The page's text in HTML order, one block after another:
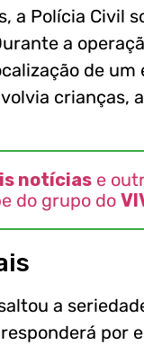
a Polícia Civil
a
de
crianças,
notícias e
do grupo do
a
por